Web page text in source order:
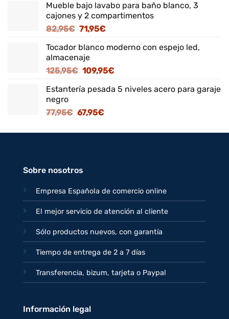
Mueble bajo lavabo para baño blanco, 3
cajones y 2 compartimentos
82,95€ El
original
era:
82,95€.
71,95€El
actual
71,95€.
Tocador blanco moderno con espejo led,
almacenaje
125,95€ El
original
125,95€.
109,95€El
actual
Estantería pesada 5 niveles acero para garaje
negro
77,95€ El
original
67,95€El
actual
Sobre nosotros
Empresa Española de comercio online
El mejor servicio de atención al cliente
Sólo productos nuevos, con garantía
Tiempo de entrega de 2 a 7 días
Transferencia, bizum, tarjeta o Paypal
Información legal